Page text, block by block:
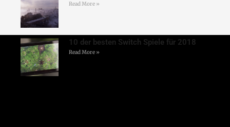
Read More »
10 der besten Switch Spiele für 2018
Read More »